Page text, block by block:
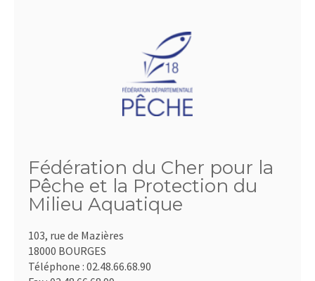
Fédération du Cher pour la
Pêche et la Protection du
Milieu Aquatique
103, rue de Mazières
18000 BOURGES
Téléphone : 02.48.66.68.90